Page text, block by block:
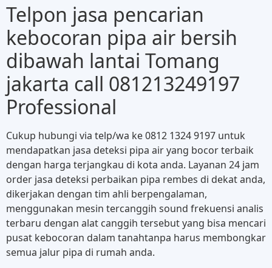
Telpon jasa pencarian
kebocoran pipa air bersih
dibawah lantai Tomang
jakarta call 081213249197
Professional
Cukup hubungi via telp/wa ke 0812 1324 9197 untuk
mendapatkan jasa deteksi pipa air yang bocor terbaik
dengan harga terjangkau di kota anda. Layanan 24 jam
order jasa deteksi perbaikan pipa rembes di dekat anda,
dikerjakan dengan tim ahli berpengalaman,
menggunakan mesin tercanggih sound frekuensi analis
terbaru dengan alat canggih tersebut yang bisa mencari
pusat kebocoran dalam tanahtanpa harus membongkar
semua jalur pipa di rumah anda.